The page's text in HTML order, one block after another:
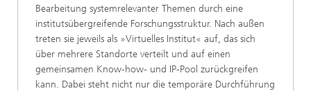
Bearbeitung systemrelevanter Themen durch eine
institutsübergreifende Forschungsstruktur. Nach außen
treten sie jeweils als »Virtuelles Institut« auf, das sich
über mehrere Standorte verteilt und auf einen
gemeinsamen Know-how- und IP-Pool zurückgreifen
kann. Dabei steht nicht nur die temporäre Durchführung